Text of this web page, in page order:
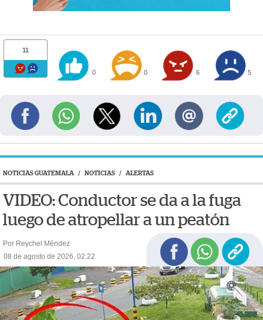
11
0 0 6 5
NOTICIAS GUATEMALA / NOTICIAS / ALERTAS
VIDEO: Conductor se da a la fuga
luego de atropellar a un peatón
Por Reychel Méndez
08 de agosto de 2026, 02:22